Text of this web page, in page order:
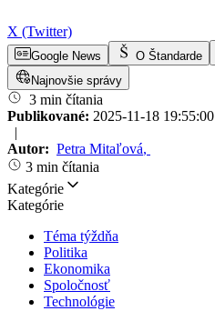
X (Twitter)
Google News O Štandarde
Najnovšie správy
3 min čítania
Publikované: 2025-11-18 19:55:00
|
Autor: Petra Mitaľová,
3 min čítania
Kategórie
Kategórie
Téma týždňa
Politika
Ekonomika
Spoločnosť
Technológie